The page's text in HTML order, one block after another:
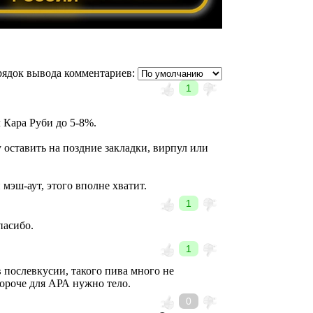
вывода комментариев:
1
Руби до 5-8%.
на поздние закладки, вирпул или
аут, этого вполне хватит.
1
1
такого пива много не
для АРА нужно тело.
0